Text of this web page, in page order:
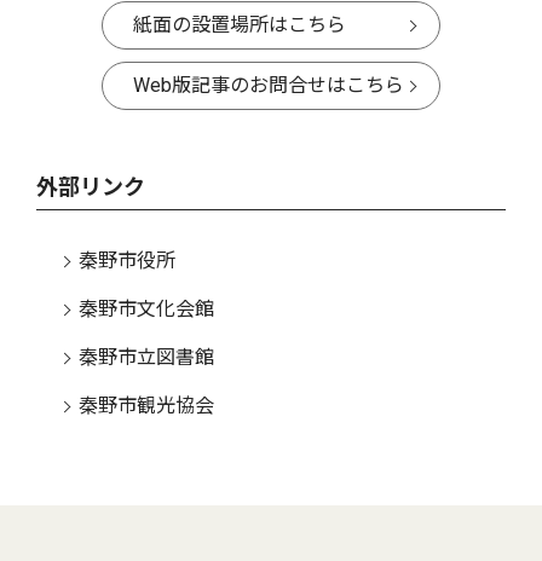
紙面の設置場所はこちら
Web版記事のお問合せはこちら
外部リンク
秦野市役所
秦野市文化会館
秦野市立図書館
秦野市観光協会